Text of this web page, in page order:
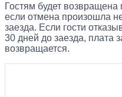
Гостям будет
если отмена произошла
заезда. Если гости
30 дней до заезда, плата
возвращается.